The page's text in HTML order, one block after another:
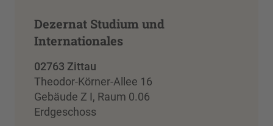
Dezernat Studium und
Internationales
02763 Zittau
Theodor-Körner-Allee 16
Gebäude Z I, Raum 0.06
Erdgeschoss